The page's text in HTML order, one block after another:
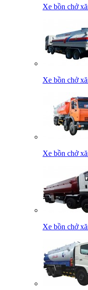
Xe bồn chở
Xe bồn chở
Xe bồn chở
Xe bồn chở